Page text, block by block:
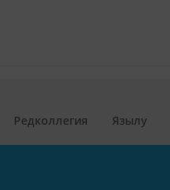
Редколлегия Язылу